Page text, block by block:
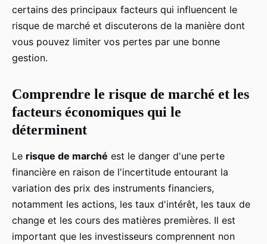
certains des principaux facteurs qui influencent le
risque de marché et discuterons de la manière dont
vous pouvez limiter vos pertes par une bonne
gestion.
Comprendre le risque de marché et les
facteurs économiques qui le
déterminent
Le risque de marché est le danger d'une perte
financière en raison de l'incertitude entourant la
variation des prix des instruments financiers,
notamment les actions, les taux d'intérêt, les taux de
change et les cours des matières premières. Il est
important que les investisseurs comprennent non